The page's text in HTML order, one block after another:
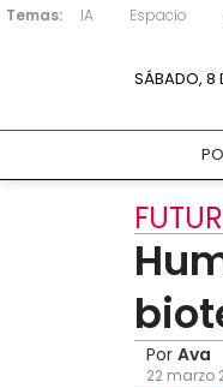
Temas: IA Espacio
SÁBADO, 8
Por Ava
22 marzo